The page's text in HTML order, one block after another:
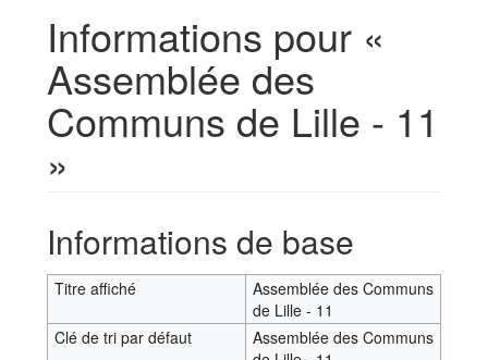
Informations pour «
Assemblée des
Communs de Lille - 11
»
Informations de base
Titre affiché
Assemblée des Communs
de Lille - 11
Clé de tri par défaut
Assemblée des Communs